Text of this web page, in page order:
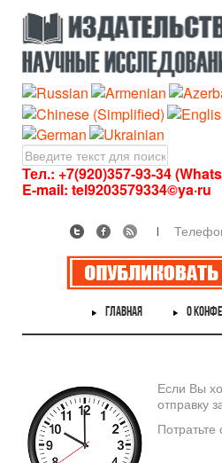
Тел.: +7(920)357-93-34
E-mail: tel9203579334©ya·ru
ГЛАВНАЯ О
Если Вы
отправку
Потратьте